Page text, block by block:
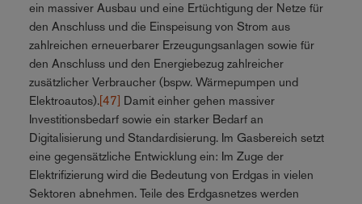
ein massiver Ausbau und eine Ertüchtigung der Netze für
den Anschluss und die Einspeisung von Strom aus
zahlreichen erneuerbarer Erzeugungsanlagen sowie für
den Anschluss und den Energiebezug zahlreicher
zusätzlicher Verbraucher (bspw. Wärmepumpen und
Elektroautos).[47] Damit einher gehen massiver
Investitionsbedarf sowie ein starker Bedarf an
Digitalisierung und Standardisierung. Im Gasbereich setzt
eine gegensätzliche Entwicklung ein: Im Zuge der
Elektrifizierung wird die Bedeutung von Erdgas in vielen
Sektoren abnehmen. Teile des Erdgasnetzes werden